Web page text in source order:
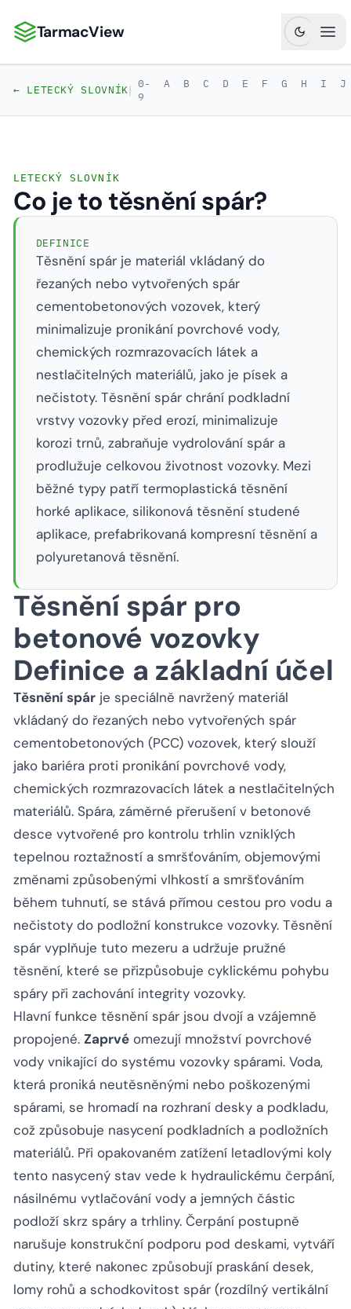
TarmacView: Precizní letecká analytika
TarmacView
← LETECKÝ SLOVNÍK| 0-
9
A B C D E F G H I J
LETECKÝ SLOVNÍK
Co je to těsnění spár?
DEFINICE
Těsnění spár je materiál vkládaný do
řezaných nebo vytvořených spár
cementobetonových vozovek, který
minimalizuje pronikání povrchové vody,
chemických rozmrazovacích látek a
nestlačitelných materiálů, jako je písek a
nečistoty. Těsnění spár chrání podkladní
vrstvy vozovky před erozí, minimalizuje
korozi trnů, zabraňuje vydrolování spár a
prodlužuje celkovou životnost vozovky. Mezi
běžné typy patří termoplastická těsnění
horké aplikace, silikonová těsnění studené
aplikace, prefabrikovaná kompresní těsnění a
polyuretanová těsnění.
Těsnění spár pro
betonové vozovky
Definice a základní účel
Těsnění spár je speciálně navržený materiál
vkládaný do řezaných nebo vytvořených spár
cementobetonových (PCC) vozovek, který slouží
jako bariéra proti pronikání povrchové vody,
chemických rozmrazovacích látek a nestlačitelných
materiálů. Spára, záměrné přerušení v betonové
desce vytvořené pro kontrolu trhlin vzniklých
tepelnou roztažností a smršťováním, objemovými
změnami způsobenými vlhkostí a smršťováním
během tuhnutí, se stává přímou cestou pro vodu a
nečistoty do podložní konstrukce vozovky. Těsnění
spár vyplňuje tuto mezeru a udržuje pružné
těsnění, které se přizpůsobuje cyklickému pohybu
spáry při zachování integrity vozovky.
Hlavní funkce těsnění spár jsou dvojí a vzájemně
propojené. Zaprvé omezují množství povrchové
vody vnikající do systému vozovky spárami. Voda,
která proniká neutěsněnými nebo poškozenými
spárami, se hromadí na rozhraní desky a podkladu,
což způsobuje nasycení podkladních a podložních
materiálů. Při opakovaném zatížení letadlovými koly
tento nasycený stav vede k hydraulickému čerpání,
násilnému vytlačování vody a jemných částic
podloží skrz spáry a trhliny. Čerpání postupně
narušuje konstrukční podporu pod deskami, vytváří
dutiny, které nakonec způsobují praskání desek,
lomy rohů a schodkovitost spár (rozdílný vertikální